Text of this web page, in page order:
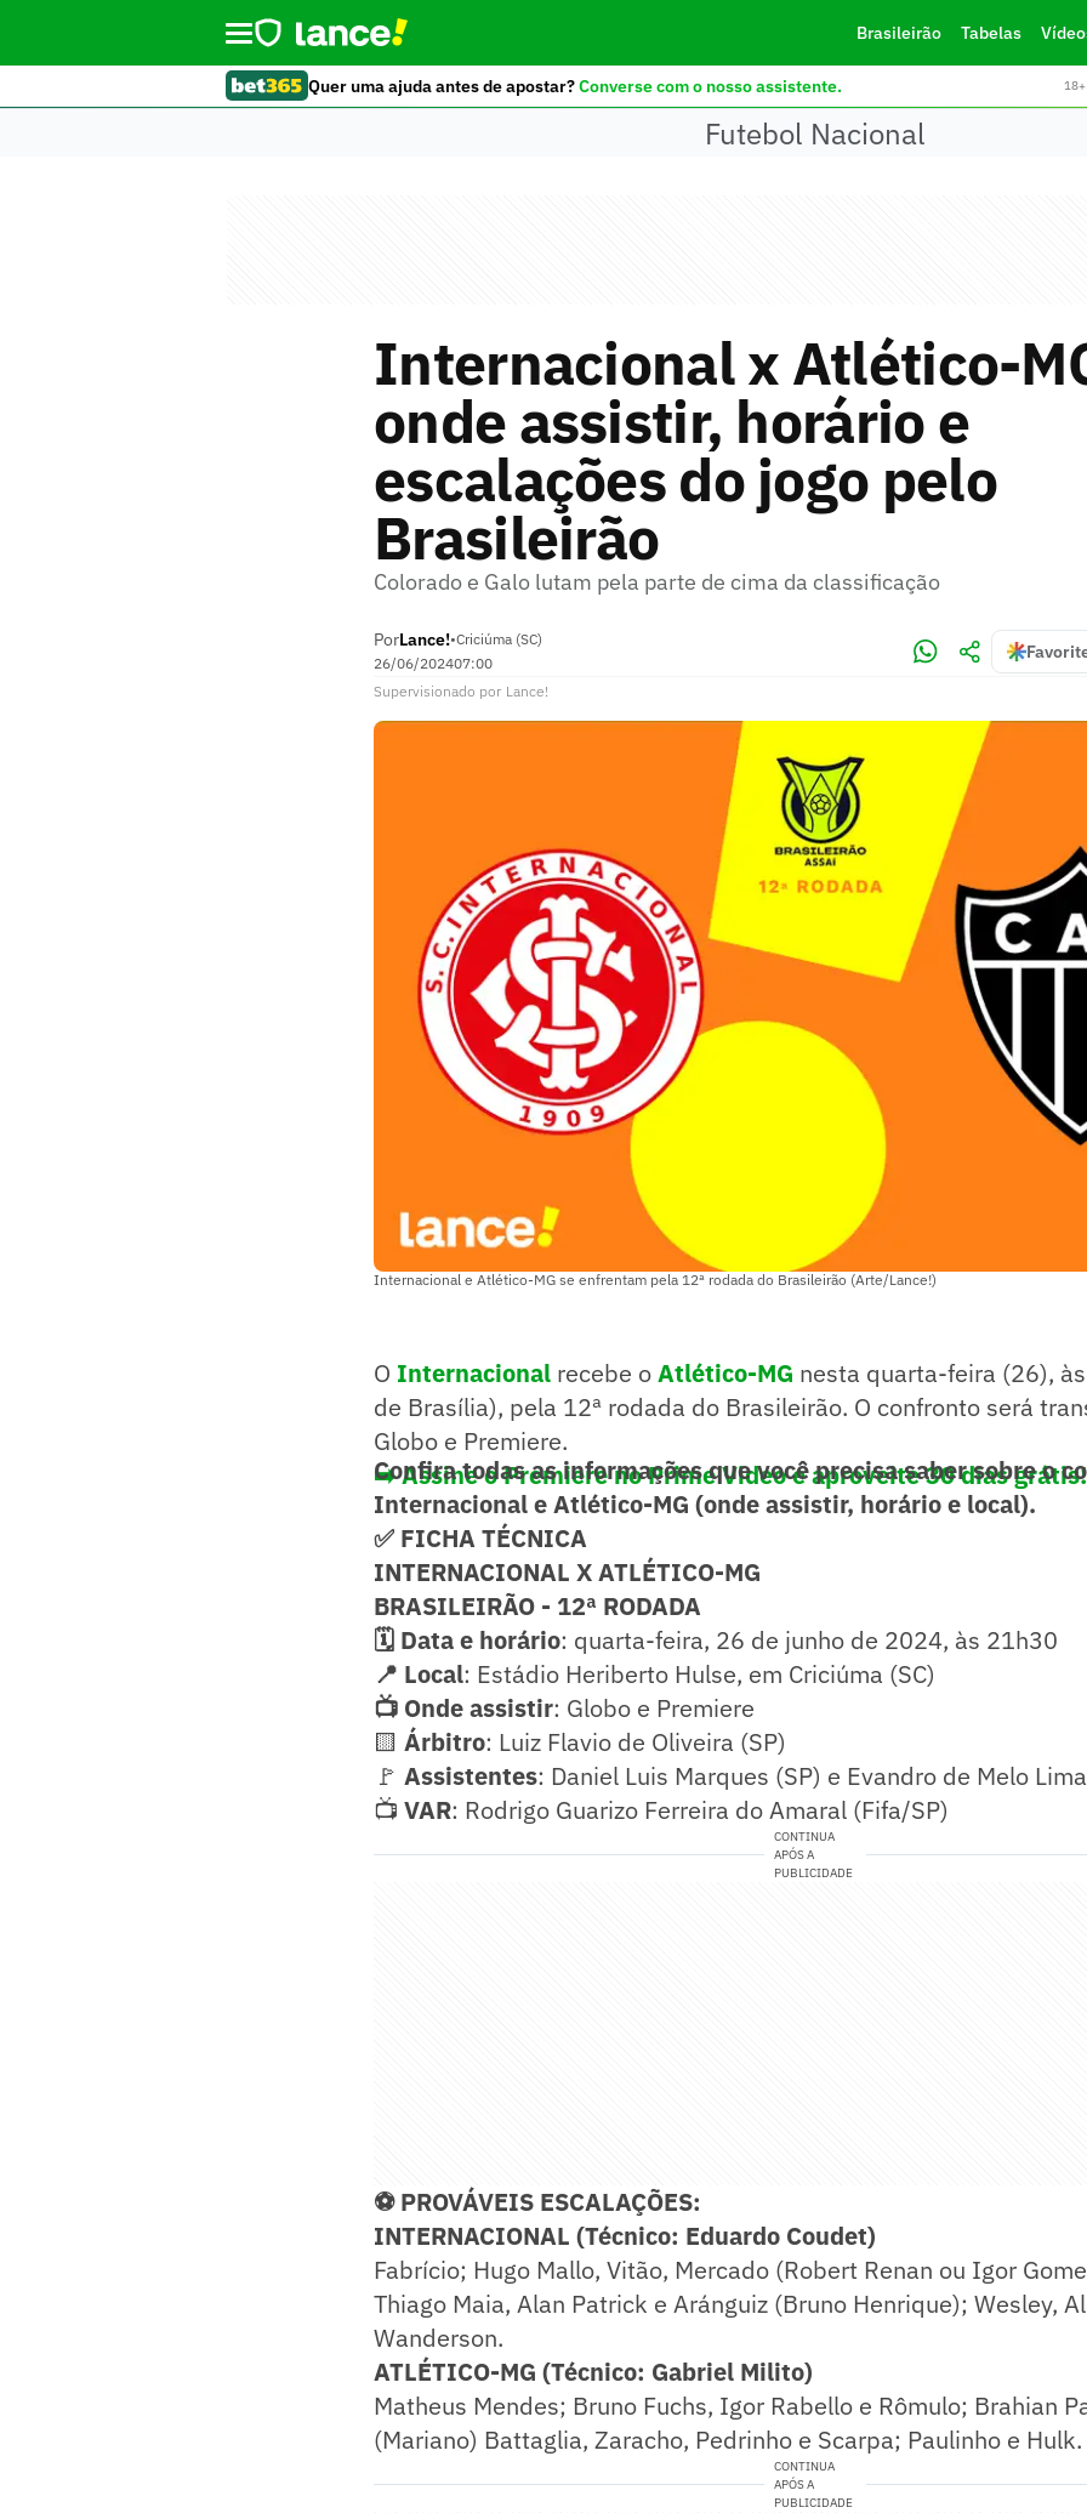
Brasileirão Tabelas
Quer uma ajuda antes de apostar?Converse com o nosso assistente.
Futebol Nacional
Internacional x Atlético-
onde assistir, horário e
escalações do jogo pelo
Brasileirão
Colorado e Galo lutam pela parte de cima da classificação
PorLance!•Criciúma (SC)
26/06/202407:00
Supervisionado por Lance!
Internacional e Atlético-MG se enfrentam pela 12ª rodada do Brasileirão (Arte/Lance!)
O Internacional recebe oAtlético-MG nesta quarta-feira (26),
de Brasília), pela 12ª rodada do Brasileirão. O confronto será
Globo e Premiere.
➡️ Assine o Premiere no Prime Video e aproveite 30 dias grátis!
Confira todas as informações que você precisa saber sobre o
Internacional e Atlético-MG (onde assistir, horário e local).
✅ FICHA TÉCNICA
INTERNACIONAL X ATLÉTICO-MG
BRASILEIRÃO - 12ª RODADA
🗓️ Data e horário: quarta-feira, 26 de junho de 2024, às 21h30
📍 Local: Estádio Heriberto Hulse, em Criciúma (SC)
📺 Onde assistir: Globo e Premiere
🟨 Árbitro: Luiz Flavio de Oliveira (SP)
🚩 Assistentes: Daniel Luis Marques (SP) e Evandro de Melo
📺 VAR: Rodrigo Guarizo Ferreira do Amaral (Fifa/SP)
CONTINUA
APÓS A
PUBLICIDADE
⚽ PROVÁVEIS ESCALAÇÕES:
INTERNACIONAL (Técnico: Eduardo Coudet)
Fabrício; Hugo Mallo, Vitão, Mercado (Robert Renan ou Igor
Thiago Maia, Alan Patrick e Aránguiz (Bruno Henrique); Wesley,
Wanderson.
ATLÉTICO-MG (Técnico: Gabriel Milito)
Matheus Mendes; Bruno Fuchs, Igor Rabello e Rômulo; Brahian
(Mariano) Battaglia, Zaracho, Pedrinho e Scarpa; Paulinho e Hulk.
CONTINUA
APÓS A
PUBLICIDADE